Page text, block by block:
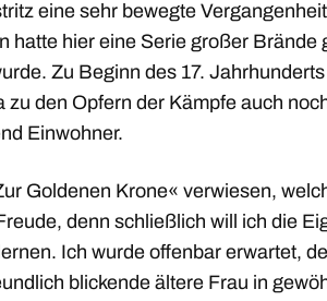
eine sehr bewegte
hatte hier eine Serie großer Brände
Zu Beginn des 17.
den Opfern der Kämpfe auch
Einwohner.
Goldenen Krone« verwiesen,
denn schließlich will ich die
Ich wurde offenbar erwartet,
blickende ältere Frau in